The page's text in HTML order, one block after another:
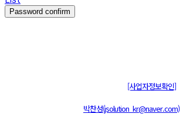
Password confirm
[사업자정보확인]
박찬성(jsolution_kr@naver.com)